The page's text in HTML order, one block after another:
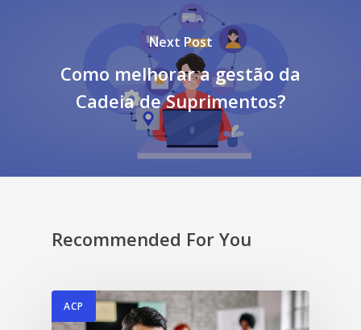
Next Post
Como melhorar a gestão da
Cadeia de Suprimentos?
Recommended For You
ACP